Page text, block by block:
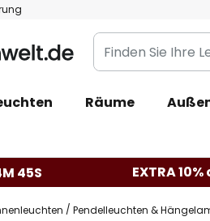
Finden
Sie
Leuchte...
Räume
44S EXTRA
Pendelleuchten &